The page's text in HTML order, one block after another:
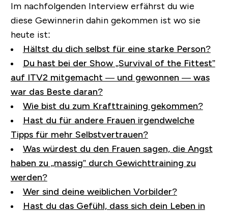
Im nachfolgenden Interview erfährst du wie
diese Gewinnerin dahin gekommen ist wo sie
heute ist:
Hältst du dich selbst für eine starke Person?
Du hast bei der Show „Survival of the Fittest”
auf ITV2 mitgemacht — und gewonnen — was
war das Beste daran?
Wie bist du zum Krafttraining gekommen?
Hast du für andere Frauen irgendwelche
Tipps für mehr Selbstvertrauen?
Was würdest du den Frauen sagen, die Angst
haben zu „massig” durch Gewichttraining zu
werden?
Wer sind deine weiblichen Vorbilder?
Hast du das Gefühl, dass sich dein Leben in